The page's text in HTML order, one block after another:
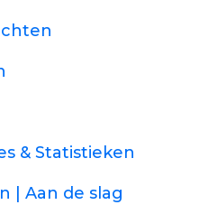
& Statistieken
| Aan de slag